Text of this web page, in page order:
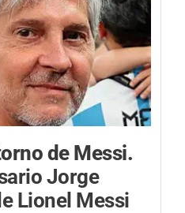
de Messi.
Jorge
Lionel Messi